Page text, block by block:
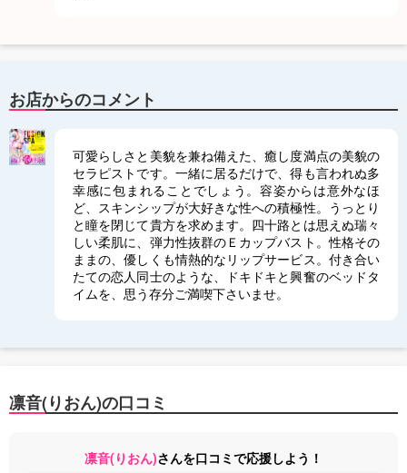
お店からのコメント
可愛らしさと美貌を兼ね備えた、癒し度満点の美貌の
セラピストです。一緒に居るだけで、得も言われぬ多
幸感に包まれることでしょう。容姿からは意外なほ
ど、スキンシップが大好きな性への積極性。うっとり
と瞳を閉じて貴方を求めます。四十路とは思えぬ瑞々
しい柔肌に、弾力性抜群のＥカップバスト。性格その
ままの、優しくも情熱的なリップサービス。付き合い
たての恋人同士のような、ドキドキと興奮のベッドタ
イムを、思う存分ご満喫下さいませ。
凛音(りおん)の口コミ
凛音(りおん)さんを口コミで応援しよう！